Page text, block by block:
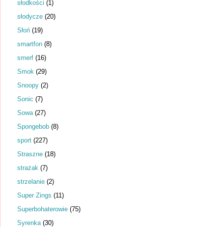
słodkości (1)
słodycze (20)
Słoń (19)
smartfon (8)
smerf (16)
Smok (29)
Snoopy (2)
Sonic (7)
Sowa (27)
Spongebob (8)
sport (227)
Straszne (18)
strażak (7)
strzelanie (2)
Super Zings (11)
Superbohaterowie (75)
Syrenka (30)